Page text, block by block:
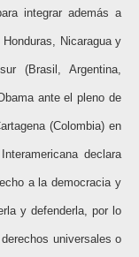
integrar además a
Nicaragua y
(Brasil, Argentina,
ante el pleno de
(Colombia) en
declara
a la democracia y
y defenderla, por lo
universales o